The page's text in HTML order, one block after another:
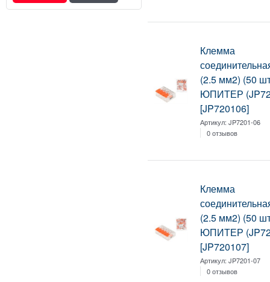
Клемма
(2.5 мм2) (50
ЮПИТЕР
[JP720106]
Артикул:JP7201-06
0 отзывов
Клемма
(2.5 мм2) (50
ЮПИТЕР
[JP720107]
Артикул:JP7201-07
0 отзывов